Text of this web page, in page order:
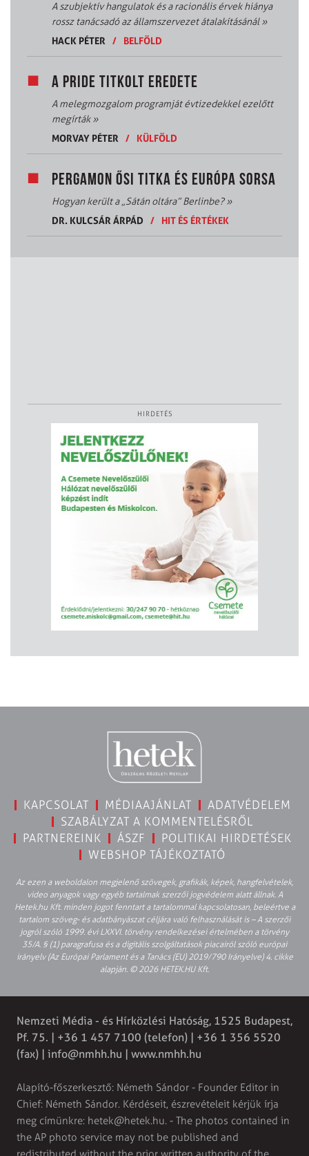
A szubjektív hangulatok és a racionális érvek hiánya
rossz tanácsadó az államszervezet átalakításánál»
HACK PÉTER
/ BELFÖLD
A PRIDE TITKOLT EREDETE
A melegmozgalom programját évtizedekkel ezelőtt
megírták»
MORVAY PÉTER
/ KÜLFÖLD
PERGAMON ŐSI TITKA ÉS EURÓPA SORSA
Hogyan került a „Sátán oltára” Berlinbe?»
DR. KULCSÁR ÁRPÁD
/ HIT ÉS ÉRTÉKEK
HIRDETÉS
KAPCSOLAT MÉDIAAJÁNLAT
ADATVÉDELEM
SZABÁLYZAT A KOMMENTELÉSRŐL
PARTNEREINK
ÁSZF
POLITIKAI HIRDETÉSEK
WEBSHOP TÁJÉKOZTATÓ
Az ezen a weboldalon megjelenő szövegek, grafikák, képek, hangfelvételek,
video anyagok vagy egyéb tartalmak szerzői jogvédelem alatt állnak. A
Hetek.hu Kft. minden jogot fenntart a tartalommal kapcsolatosan, beleértve a
tartalom szöveg- és adatbányászat céljára való felhasználását is – A szerzői
jogról szóló 1999. évi LXXVI. törvény rendelkezései értelmében a törvény
35/A. § (1) paragrafusa és a digitális szolgáltatások piacairól szóló európai
irányelv (Az Európai Parlament és a Tanács (EU) 2019/790 Irányelve) 4. cikke
alapján. © 2026 HETEK.HU Kft.
Nemzeti Média - és Hírközlési Hatóság, 1525 Budapest,
Pf. 75. | +36 1 457 7100 (telefon) | +36 1 356 5520
(fax) | info@nmhh.hu | www.nmhh.hu
Alapító-főszerkesztő: Németh Sándor - Founder Editor in
Chief: Németh Sándor. Kérdéseit, észrevételeit kérjük írja
meg címünkre: hetek@hetek.hu. - The photos contained in
the AP photo service may not be published and